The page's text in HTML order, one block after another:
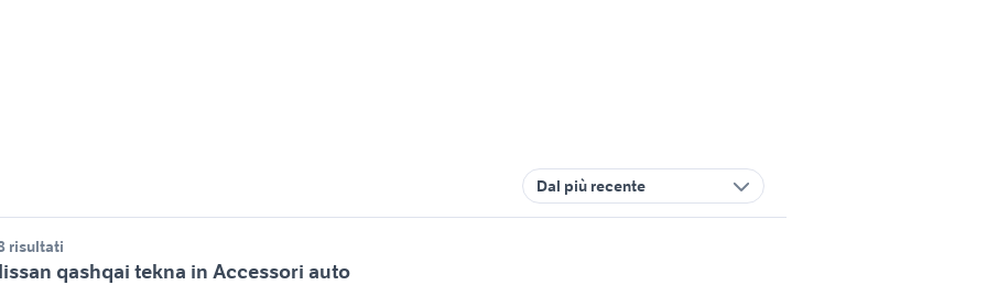
Dal più recente
risultati
qashqai tekna in Accessori auto